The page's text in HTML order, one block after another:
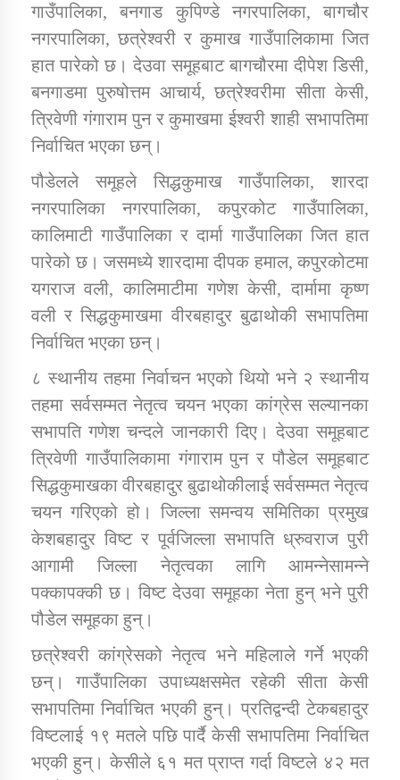
सामाजिक बिकास कार्यालय जुम्लाकाे सुचना
कार्यक्रम कार्यान्वयन एकाई जुम्लाको सुचना
कर्णाली प्राविधि शिक्षालय जुम्लाको सुचना
तातोपानी गाउँपालिकाको न्यायिक समिति सम्बन्धी सन्देश
तातोपानी गाउँपालिका जुम्लाको महिला तथा लैङ्गिक हिंसा
सम्बन्धी सूचना सन्देश
तातोपानी गाउँपालिका जुम्लाको महिनावारी सम्बन्धिकाे
सन्देश
तातोपानी गाउँपालिका जुम्लाको बालविवाह सन्देश
गाउँपालिका, बनगाड कुपिण्डे नगरपालिका, बागचौर
नगरपालिका, छत्रेश्वरी र कुमाख गाउँपालिकामा जित
हात पारेको छ। देउवा समूहबाट बागचौरमा दीपेश डिसी,
बनगाडमा पुरुषोत्तम आचार्य, छत्रेश्वरीमा सीता केसी,
त्रिवेणी गंगाराम पुन र कुमाखमा ईश्वरी शाही सभापतिमा
निर्वाचित भएका छन्।
पौडेलले समूहले सिद्धकुमाख गाउँपालिका, शारदा
नगरपालिका नगरपालिका, कपुरकोट गाउँपालिका,
कालिमाटी गाउँपालिका र दार्मा गाउँपालिका जित हात
पारेको छ। जसमध्ये शारदामा दीपक हमाल, कपुरकोटमा
यगराज वली, कालिमाटीमा गणेश केसी, दार्मामा कृष्ण
वली र सिद्धकुमाखमा वीरबहादुर बुढाथोकी सभापतिमा
निर्वाचित भएका छन्।
८ स्थानीय तहमा निर्वाचन भएको थियो भने २ स्थानीय
तहमा सर्वसम्मत नेतृत्व चयन भएका कांग्रेस सल्यानका
सभापति गणेश चन्दले जानकारी दिए। देउवा समूहबाट
त्रिवेणी गाउँपालिकामा गंगाराम पुन र पौडेल समूहबाट
सिद्धकुमाखका वीरबहादुर बुढाथोकीलाई सर्वसम्मत नेतृत्व
चयन गरिएको हो। जिल्ला समन्वय समितिका प्रमुख
केशबहादुर विष्ट र पूर्वजिल्ला सभापति ध्रुवराज पुरी
आगामी जिल्ला नेतृत्वका लागि आमन्नेसामन्ने
पक्कापक्की छ। विष्ट देउवा समूहका नेता हुन् भने पुरी
पौडेल समूहका हुन्।
छत्रेश्वरी कांग्रेसको नेतृत्व भने महिलाले गर्ने भएकी
छन्। गाउँपालिका उपाध्यक्षसमेत रहेकी सीता केसी
सभापतिमा निर्वाचित भएकी हुन्। प्रतिद्वन्दी टेकबहादुर
विष्टलाई १९ मतले पछि पार्दै केसी सभापतिमा निर्वाचित
भएकी हुन्। केसीले ६१ मत प्राप्त गर्दा विष्टले ४२ मत